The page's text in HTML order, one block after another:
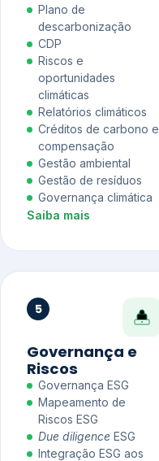
Plano de
descarbonização
CDP
Riscos e
oportunidades
climáticas
Relatórios climáticos
Créditos de carbono e
compensação
Gestão ambiental
Gestão de resíduos
Governança climática
Saiba mais
5
Governança e
Riscos
Governança ESG
Mapeamento de
Riscos ESG
Due diligence ESG
Integração ESG aos